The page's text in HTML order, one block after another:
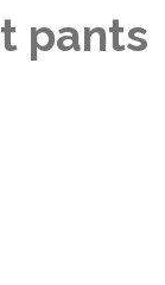
pants